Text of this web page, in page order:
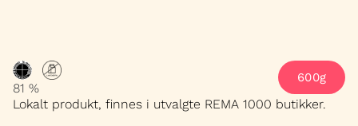
81 %
600g
Lokalt produkt, finnes i utvalgte REMA 1000 butikker.